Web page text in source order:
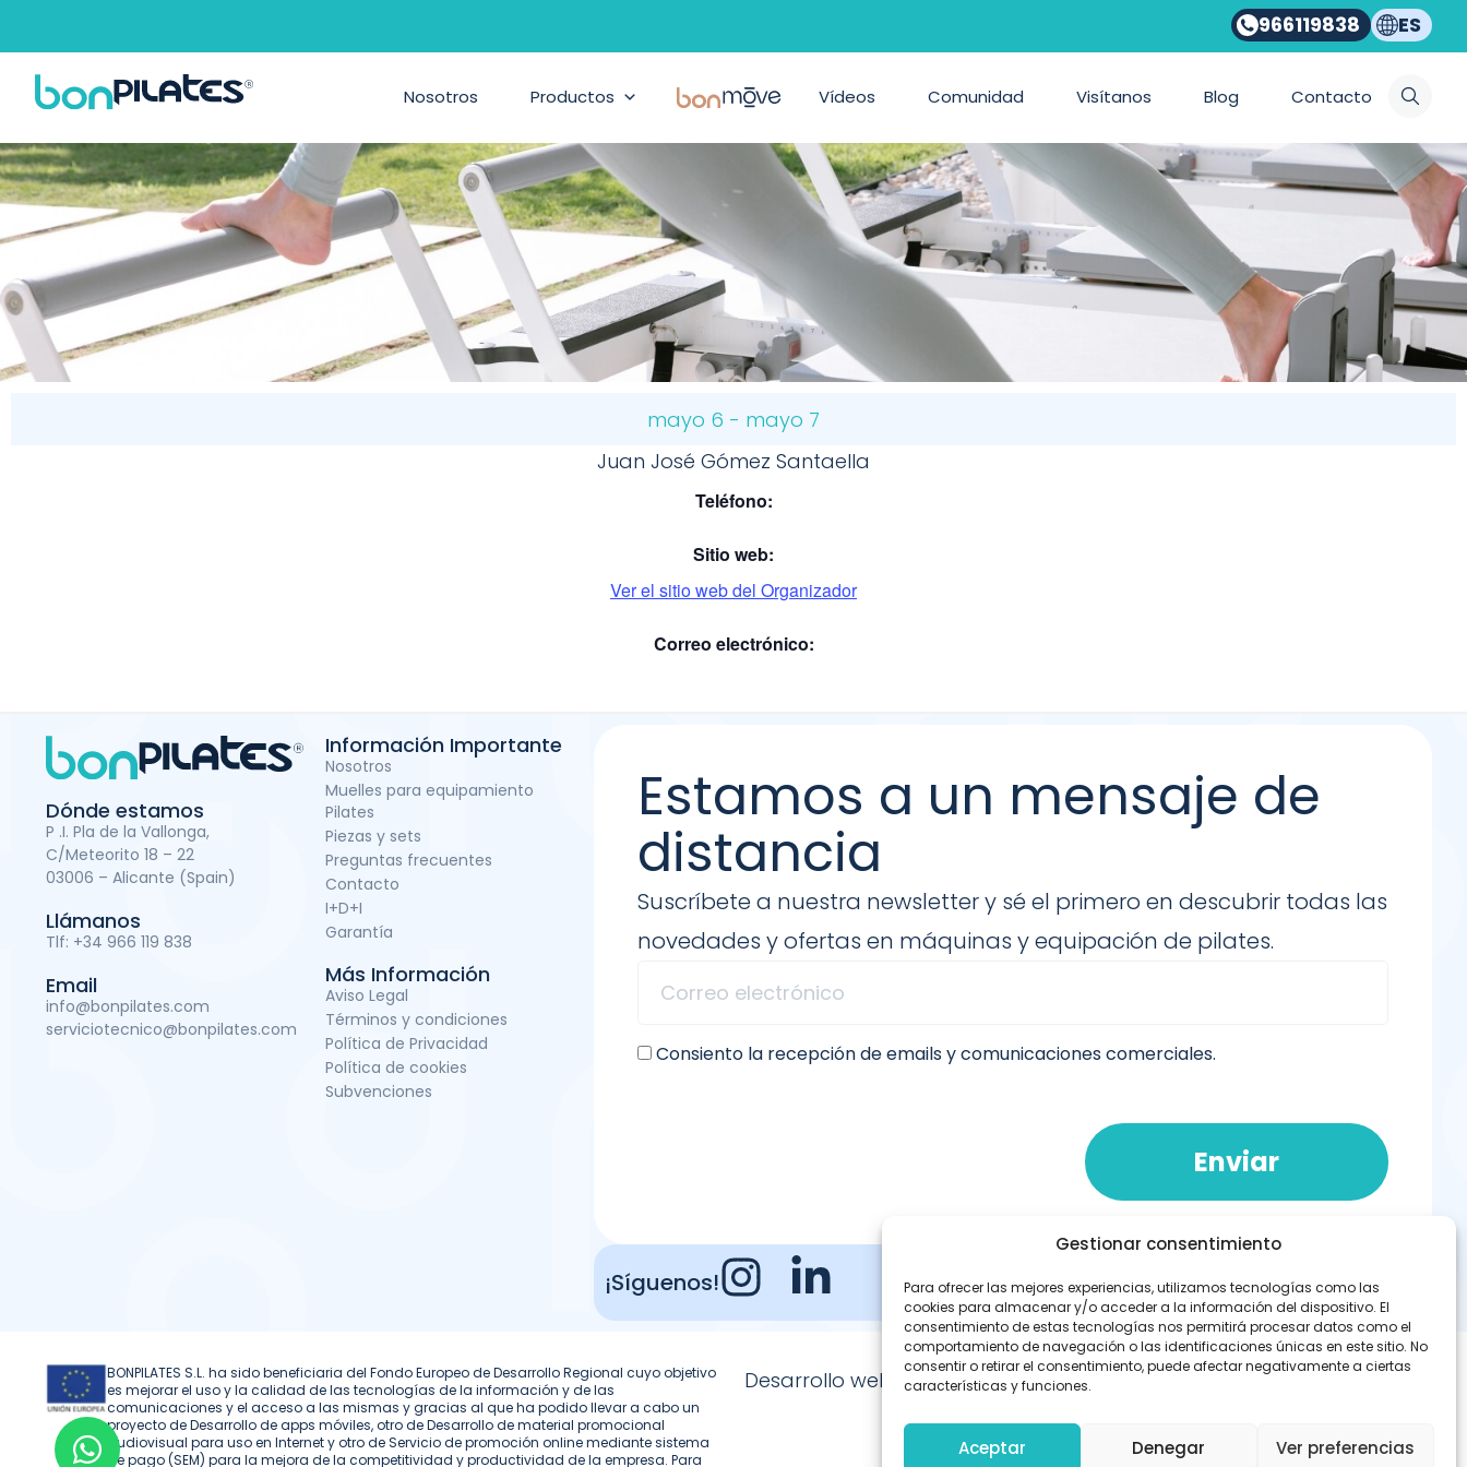
Gestionar consentimiento
Para ofrecer las mejores experiencias, utilizamos tecnologías como las
cookies para almacenar y/o acceder a la información del dispositivo. El
consentimiento de estas tecnologías nos permitirá procesar datos como el
comportamiento de navegación o las identificaciones únicas en este sitio. No
consentir o retirar el consentimiento, puede afectar negativamente a ciertas
características y funciones.
Aceptar Denegar Ver preferencias
966119838 ES
Nosotros Productos BonMove Vídeos Comunidad Visítanos Blog Contacto
MÓDULO 4 PILATES BILBAO – JUANJO GÓMEZ
Formación y Eventos
mayo 6 - mayo 7
Juan José Gómez Santaella
Teléfono:
Sitio web:
Ver el sitio web del Organizador
Correo electrónico:
Dónde estamos
P .I. Pla de la Vallonga,
C/Meteorito 18 – 22
03006 – Alicante (Spain)
Llámanos
Tlf: +34 966 119 838
Email
info@bonpilates.com
serviciotecnico@bonpilates.com
Información Importante
Nosotros
Muelles para equipamiento
Pilates
Piezas y sets
Preguntas frecuentes
Contacto
I+D+I
Garantía
Más Información
Aviso Legal
Términos y condiciones
Política de Privacidad
Política de cookies
Subvenciones
Estamos a un mensaje de
distancia
Suscríbete a nuestra newsletter y sé el primero en descubrir todas las
novedades y ofertas en máquinas y equipación de pilates.
Consiento la recepción de emails y comunicaciones comerciales.
Enviar
¡Síguenos!
BONPILATES S.L. ha sido beneficiaria del Fondo Europeo de Desarrollo Regional cuyo objetivo
es mejorar el uso y la calidad de las tecnologías de la información y de las
comunicaciones y el acceso a las mismas y gracias al que ha podido llevar a cabo un
proyecto de Desarrollo de apps móviles, otro de Desarrollo de material promocional
audiovisual para uso en Internet y otro de Servicio de promoción online mediante sistema
de pago (SEM) para la mejora de la competitividad y productividad de la empresa. Para
Desarrollo web